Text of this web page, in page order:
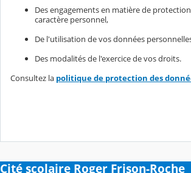
Des engagements en matière de
caractère personnel,
De l'utilisation de vos données
Des modalités de l'exercice de vos droits.
Consultez la politique de protection des
Cité scolaire Roger Frison-Roche